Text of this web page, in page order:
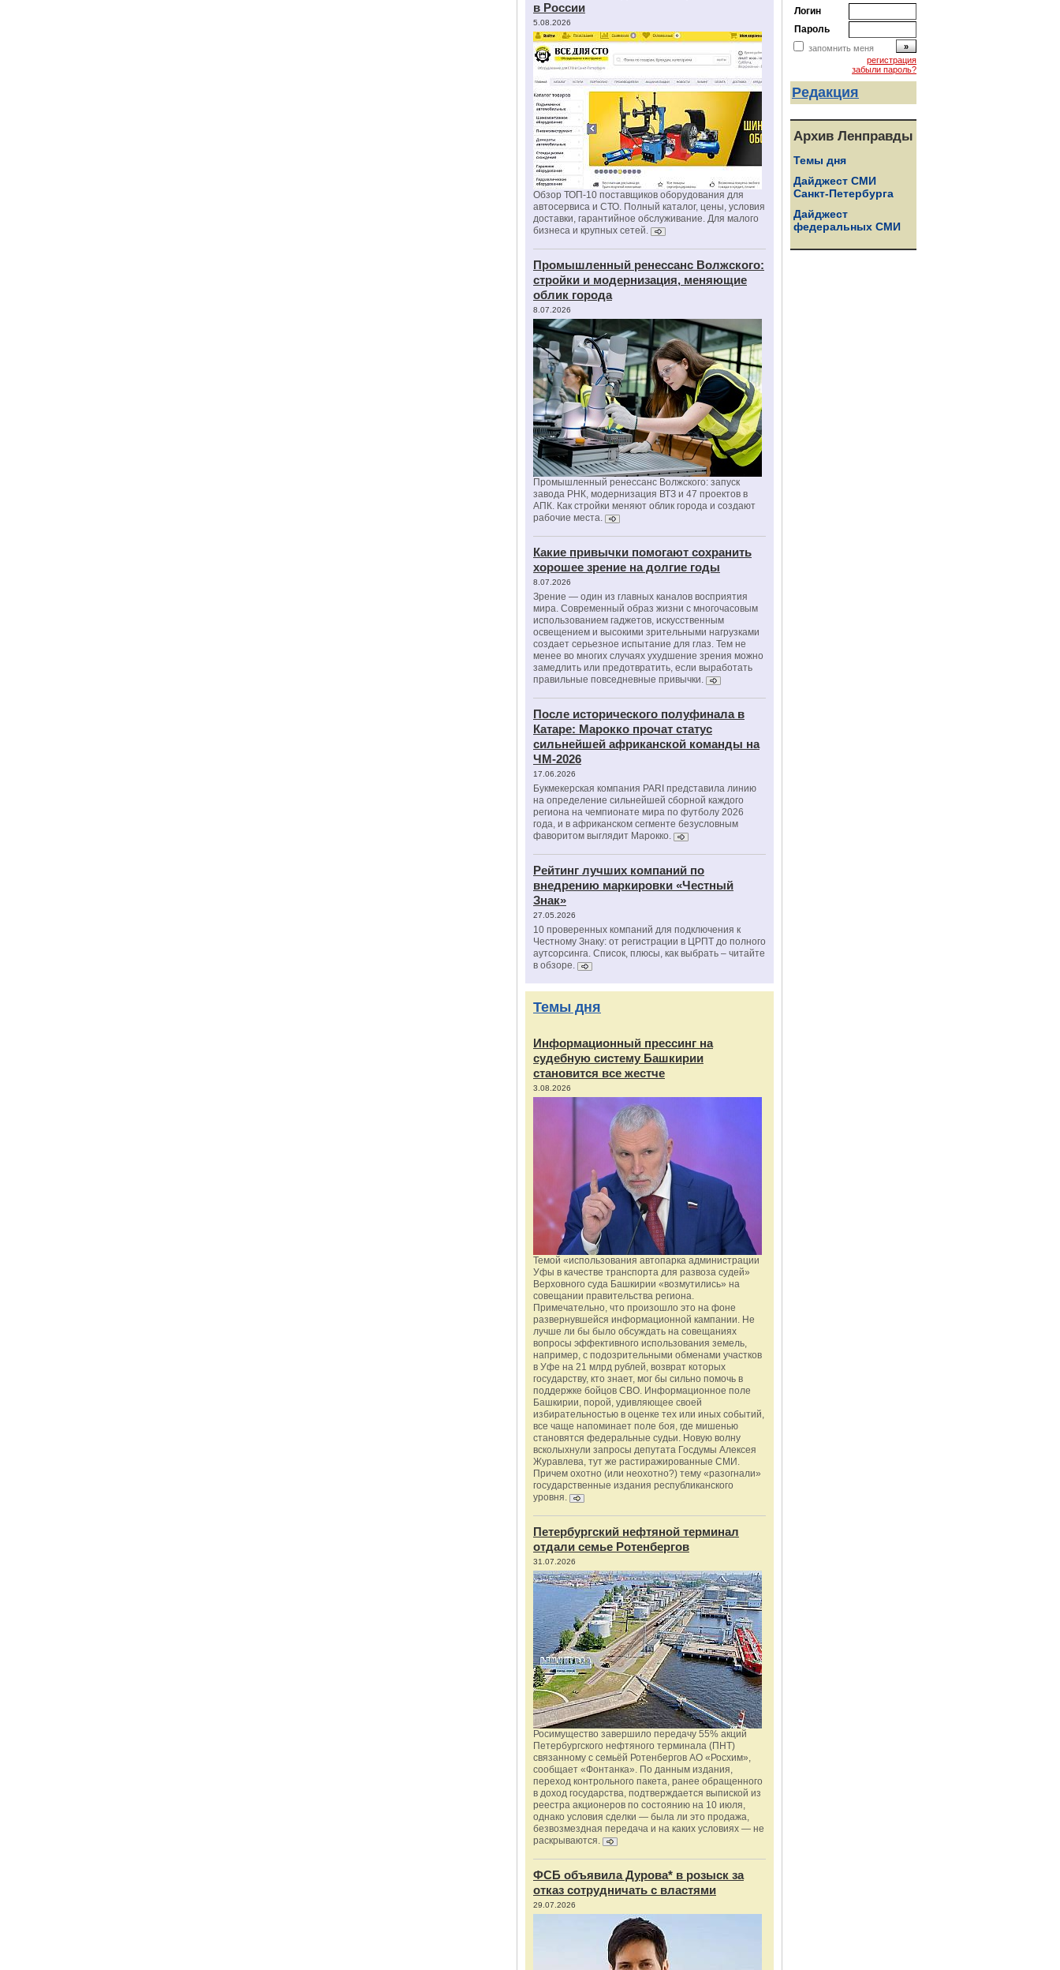
в России
5.08.2026
Обзор ТОП-10 поставщиков оборудования для
автосервиса и СТО. Полный каталог, цены, условия
доставки, гарантийное обслуживание. Для малого
бизнеса и крупных сетей.
Промышленный ренессанс Волжского:
стройки и модернизация, меняющие
облик города
8.07.2026
Промышленный ренессанс Волжского: запуск
завода РНК, модернизация ВТЗ и 47 проектов в
АПК. Как стройки меняют облик города и создают
рабочие места.
Какие привычки помогают сохранить
хорошее зрение на долгие годы
8.07.2026
Зрение — один из главных каналов восприятия
мира. Современный образ жизни с многочасовым
использованием гаджетов, искусственным
освещением и высокими зрительными нагрузками
создает серьезное испытание для глаз. Тем не
менее во многих случаях ухудшение зрения можно
замедлить или предотвратить, если выработать
правильные повседневные привычки.
После исторического полуфинала в
Катаре: Марокко прочат статус
сильнейшей африканской команды на
ЧМ-2026
17.06.2026
Букмекерская компания PARI представила линию
на определение сильнейшей сборной каждого
региона на чемпионате мира по футболу 2026
года, и в африканском сегменте безусловным
фаворитом выглядит Марокко.
Рейтинг лучших компаний по
внедрению маркировки «Честный
Знак»
27.05.2026
10 проверенных компаний для подключения к
Честному Знаку: от регистрации в ЦРПТ до полного
аутсорсинга. Список, плюсы, как выбрать – читайте
в обзоре.
Темы дня
Информационный прессинг на
судебную систему Башкирии
становится все жестче
3.08.2026
Темой «использования автопарка администрации
Уфы в качестве транспорта для развоза судей»
Верховного суда Башкирии «возмутились» на
совещании правительства региона.
Примечательно, что произошло это на фоне
развернувшейся информационной кампании. Не
лучше ли бы было обсуждать на совещаниях
вопросы эффективного использования земель,
например, с подозрительными обменами участков
в Уфе на 21 млрд рублей, возврат которых
государству, кто знает, мог бы сильно помочь в
поддержке бойцов СВО. Информационное поле
Башкирии, порой, удивляющее своей
избирательностью в оценке тех или иных событий,
все чаще напоминает поле боя, где мишенью
становятся федеральные судьи. Новую волну
всколыхнули запросы депутата Госдумы Алексея
Журавлева, тут же растиражированные СМИ.
Причем охотно (или неохотно?) тему «разогнали»
государственные издания республиканского
уровня.
Петербургский нефтяной терминал
отдали семье Ротенбергов
31.07.2026
Росимущество завершило передачу 55% акций
Петербургского нефтяного терминала (ПНТ)
связанному с семьёй Ротенбергов АО «Росхим»,
сообщает «Фонтанка». По данным издания,
переход контрольного пакета, ранее обращенного
в доход государства, подтверждается выпиской из
реестра акционеров по состоянию на 10 июля,
однако условия сделки — была ли это продажа,
безвозмездная передача и на каких условиях — не
раскрываются.
ФСБ объявила Дурова* в розыск за
отказ сотрудничать с властями
29.07.2026
Логин
Пароль
запомнить меня
регистрация
забыли пароль?
Редакция
Архив Ленправды
Темы дня
Дайджест СМИ
Санкт-Петербурга
Дайджест
федеральных СМИ